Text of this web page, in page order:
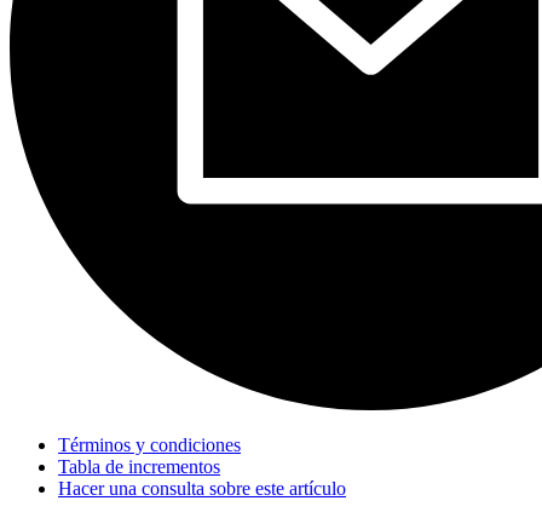
Términos y condiciones
Tabla de incrementos
Hacer una consulta sobre este artículo